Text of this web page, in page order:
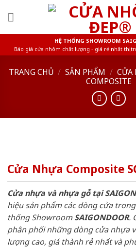
HỆ THỐNG SHOWROOM
Báo giá cửa nhôm chất lượng - giá rẻ nhất thị
TRANG CHỦ / SẢN PHẨM / CỬA
COMPOSITE
Cửa Nhựa Composite
Cửa nhựa và nhựa gỗ tại
hiệu sản phẩm các dòng cửa
thống ShowroomSAIGONDOOR.
phân phối những dòng cửa nhựa
lượng cao, giá thành rẻ nhất và